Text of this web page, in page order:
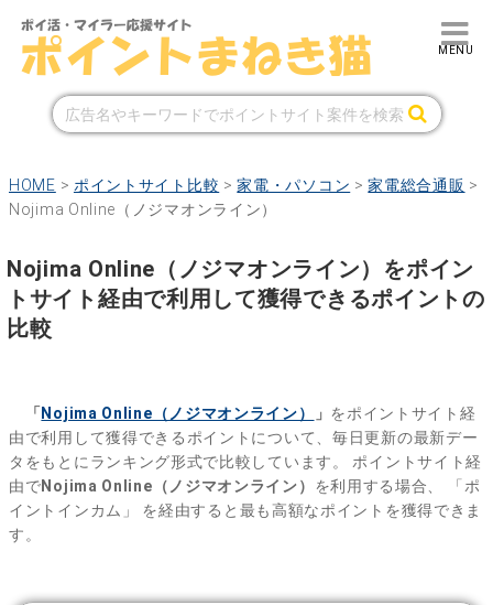
HOME > ポイントサイト比較 >家電・パソコン >家電総合通販 >
Nojima Online（ノジマオンライン）
Nojima Online（ノジマオンライン）をポイン
トサイト経由で利用して獲得できるポイントの
比較
「 Nojima Online（ノジマオンライン） 」 をポイントサイト経
由で利用して獲得できるポイントについて、毎日更新の最新デー
タをもとにランキング形式で比較しています。 ポイントサイト経
由でNojima Online（ノジマオンライン） を利用する場合、
「ポ
イントインカム」
を経由すると最も高額なポイントを獲得できま
す。